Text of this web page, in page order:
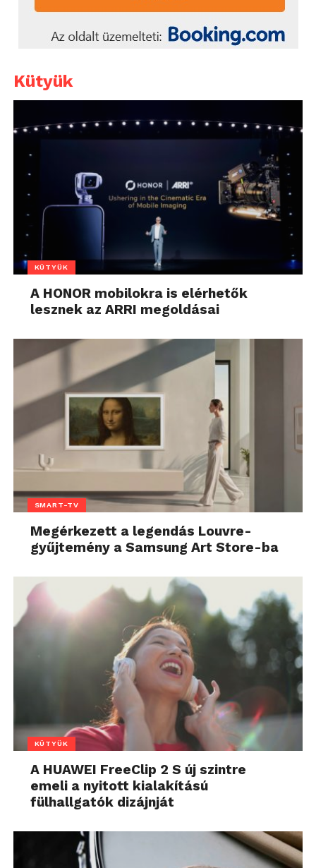
Kütyük
KÜTYÜK
A HONOR mobilokra is elérhetők
lesznek az ARRI megoldásai
SMART-TV
Megérkezett a legendás Louvre-
gyűjtemény a Samsung Art Store-ba
KÜTYÜK
A HUAWEI FreeClip 2 S új szintre
emeli a nyitott kialakítású
fülhallgatók dizájnját